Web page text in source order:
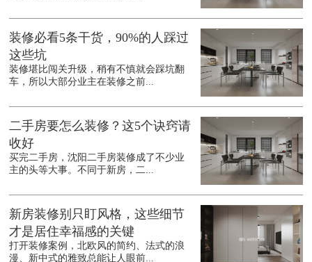
装修必看5条干货，90%的人踩过
这些坑
装修堪比闯关升级，稍有不慎就会踩坑翻
车，所以大部分业主在装修之前...
二手房要怎么装修？这5个诀窍请
收好
买完二手房，沈阳二手房装修成了不少业
主的头等大事。不同于新房，二...
新房装修别只盯风格，这些细节
才是居住幸福感的关键
打开装修案例，北欧风的简约、法式的浪
漫、新中式的雅致总能让人眼前...